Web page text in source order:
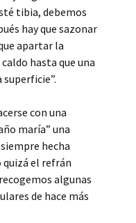
tibia, debemos
hay que sazonar
apartar la
hasta que una
con una
maría” una
hecha
quizá el refrán
algunas
de hace más